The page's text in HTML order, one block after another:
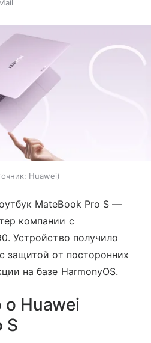
Huawei
MateBook Pro S —
компании с
Устройство получило
защитой от посторонних
на базе HarmonyOS.
о Huawei
S